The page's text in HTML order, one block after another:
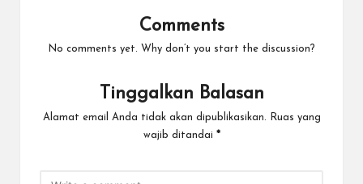
Comments
No comments yet. Why don’t you start the discussion?
Tinggalkan Balasan
Alamat email Anda tidak akan dipublikasikan.
Ruas yang
wajib ditandai *